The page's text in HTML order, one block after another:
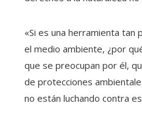
«Si es una herramienta
el medio ambiente, ¿por
que se preocupan por él,
de protecciones
no están luchando contra